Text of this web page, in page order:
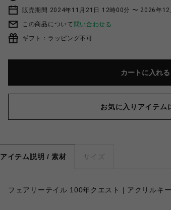
販売期間 2024年11月21日 12時00分 〜 2026年
この商品について 問い合わせる
ギフト：ラッピング不可
カートに入れる
お気に入りアイテム
アイテム説明 / 素材 サイズ
フェアリーテイル 100年クエスト | アクリルキ